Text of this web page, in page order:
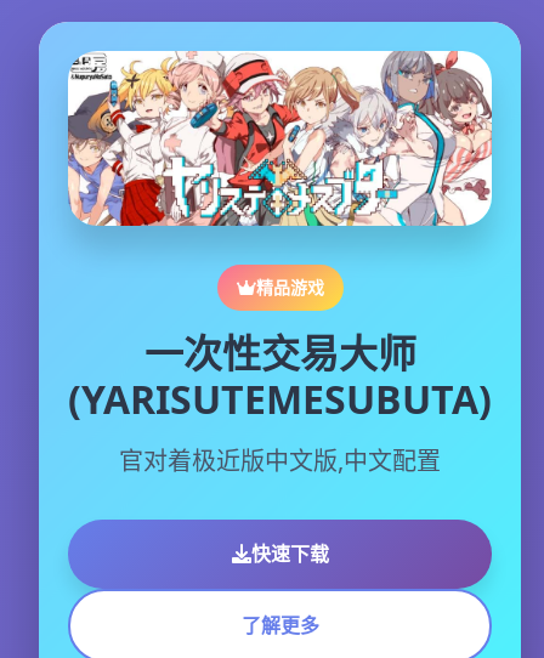
精品游戏
一次性交易大师
(YARISUTEMESUBUTA)
官对着极近版中文版,中文配置
快速下载
了解更多